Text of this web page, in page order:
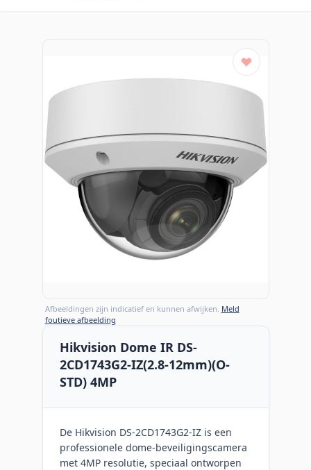
Afbeeldingen zijn indicatief en kunnen afwijken. Meld
foutieve afbeelding
Hikvision Dome IR DS-
2CD1743G2-IZ(2.8-12mm)(O-
STD) 4MP
De Hikvision DS-2CD1743G2-IZ is een
professionele dome-beveiligingscamera
met 4MP resolutie, speciaal ontworpen